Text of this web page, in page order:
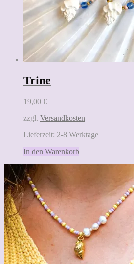
Trine
19,00 €
zzgl. Versandkosten
Lieferzeit: 2-8 Werktage
In den Warenkorb